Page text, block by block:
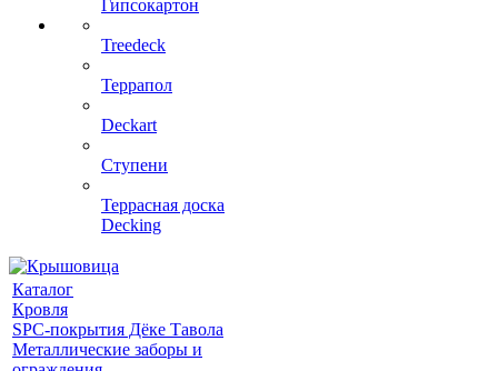
Гипсокартон
Treedeck
Террапол
Deckart
Ступени
Террасная доска
Decking
Каталог
Кровля
SPC-покрытия Дёке Тавола
Металлические заборы и